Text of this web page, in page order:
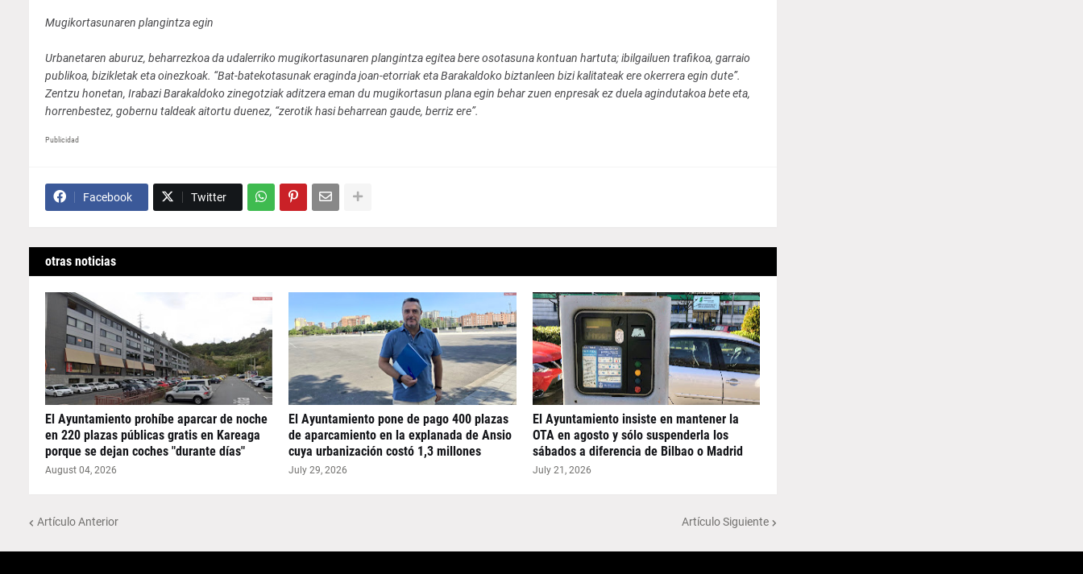
Mugikortasunaren plangintza egin
Urbanetaren aburuz, beharrezkoa da udalerriko mugikortasunaren plangintza egitea bere osotasuna kontuan hartuta; ibilgailuen trafikoa, garraio
publikoa, bizikletak eta oinezkoak. “Bat-batekotasunak eraginda joan-etorriak eta Barakaldoko biztanleen bizi kalitateak ere okerrera egin dute”.
Zentzu honetan, Irabazi Barakaldoko zinegotziak aditzera eman du mugikortasun plana egin behar zuen enpresak ez duela agindutakoa bete eta,
horrenbestez, gobernu taldeak aitortu duenez, “zerotik hasi beharrean gaude, berriz ere”.
Publicidad
Facebook Twitter
otras noticias
El Ayuntamiento prohíbe aparcar de noche
en 220 plazas públicas gratis en Kareaga
porque se dejan coches "durante días"
August 04, 2026
El Ayuntamiento pone de pago 400 plazas
de aparcamiento en la explanada de Ansio
cuya urbanización costó 1,3 millones
July 29, 2026
El Ayuntamiento insiste en mantener la
OTA en agosto y sólo suspenderla los
sábados a diferencia de Bilbao o Madrid
July 21, 2026
Artículo Anterior Artículo Siguiente